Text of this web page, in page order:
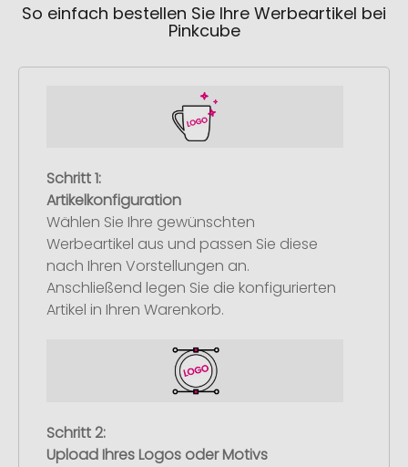
So einfach bestellen Sie Ihre Werbeartikel bei
Pinkcube
Schritt 1:
Artikelkonfiguration
Wählen Sie Ihre gewünschten
Werbeartikel aus und passen Sie diese
nach Ihren Vorstellungen an.
Anschließend legen Sie die konfigurierten
Artikel in Ihren Warenkorb.
Schritt 2:
Upload Ihres Logos oder Motivs